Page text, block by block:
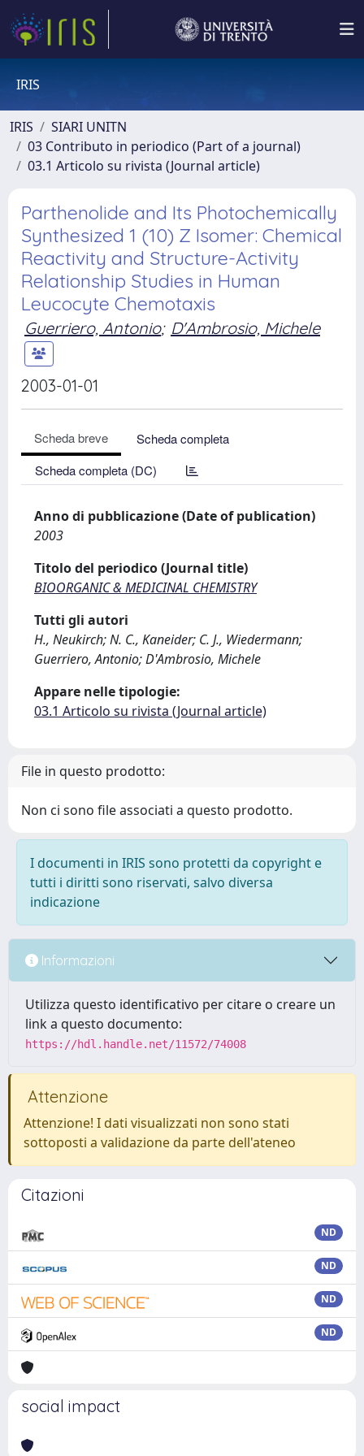
IRIS
IRIS
SIARI UNITN
03 Contributo in periodico (Part of a journal)
03.1 Articolo su rivista (Journal article)
Parthenolide and Its Photochemically
Synthesized 1 (10) Z Isomer: Chemical
Reactivity and Structure-Activity
Relationship Studies in Human
Leucocyte Chemotaxis
Guerriero, Antonio; D'Ambrosio, Michele
2003-01-01
Scheda breve
Scheda completa
Scheda completa (DC)
Anno di pubblicazione (Date of publication)
2003
Titolo del periodico (Journal title)
BIOORGANIC & MEDICINAL CHEMISTRY
Tutti gli autori
H., Neukirch; N. C., Kaneider; C. J., Wiedermann;
Guerriero, Antonio; D'Ambrosio, Michele
Appare nelle tipologie:
03.1 Articolo su rivista (Journal article)
File in questo prodotto:
Non ci sono file associati a questo prodotto.
I documenti in IRIS sono protetti da copyright e
tutti i diritti sono riservati, salvo diversa
indicazione
Informazioni
Utilizza questo identificativo per citare o creare un
link a questo documento:
https://hdl.handle.net/11572/74008
Attenzione
Attenzione! I dati visualizzati non sono stati
sottoposti a validazione da parte dell'ateneo
Citazioni
ND
ND
ND
ND
social impact